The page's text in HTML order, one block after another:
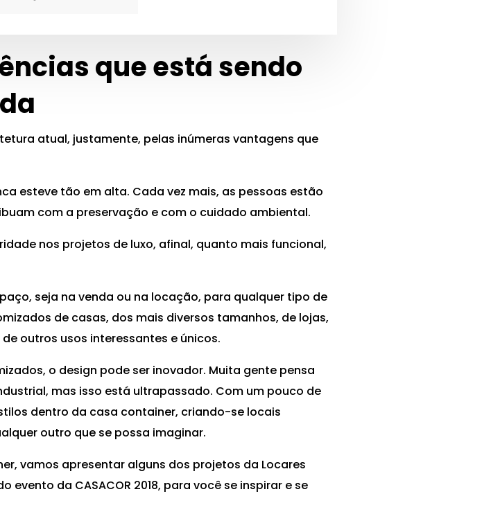
que está sendo
atual, justamente, pelas inúmeras vantagens que
esteve tão em alta. Cada vez mais, as pessoas estão
com a preservação e com o cuidado ambiental.
nos projetos de luxo, afinal, quanto mais funcional,
seja na venda ou na locação, para qualquer tipo de
de casas, dos mais diversos tamanhos, de lojas,
outros usos interessantes e únicos.
o design pode ser inovador. Muita gente pensa
mas isso está ultrapassado. Com um pouco de
dentro da casa container, criando-se locais
outro que se possa imaginar.
vamos apresentar alguns dos projetos da Locares
da CASACOR 2018, para você se inspirar e se